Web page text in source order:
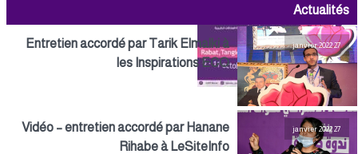
Actualités
27 janvier 2022
Entretien accordé par Tarik Elmalki à
les Inspirations ECO
27 janvier 2022
Vidéo – entretien accordé par Hanane
Rihabe à LeSiteInfo